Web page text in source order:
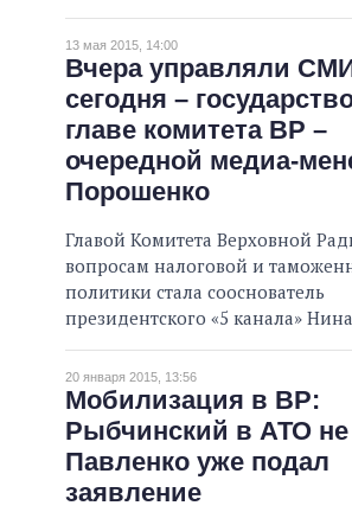
13 мая 2015, 14:00
Вчера управляли
сегодня –
главе комитета ВР –
очередной медиа-
Порошенко
Главой Комитета Верховной
вопросам налоговой и
политики стала сооснователь
президентского «5 канала»
20 января 2015, 13:56
Мобилизация в ВР:
Рыбчинский в АТО не
Павленко уже подал
заявление